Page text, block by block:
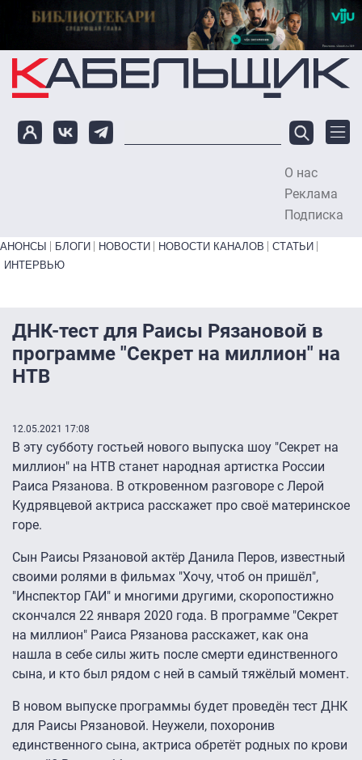
Перейти к основному содержанию
О нас
Реклама
Подписка
Primary links bottom
АНОНСЫ БЛОГИ НОВОСТИ НОВОСТИ КАНАЛОВ
СТАТЬИ
ИНТЕРВЬЮ
ДНК-тест для Раисы Рязановой в
программе "Секрет на миллион" на
НТВ
12.05.2021 17:08
В эту субботу гостьей нового выпуска шоу "Секрет на
миллион" на НТВ станет народная артистка России
Раиса Рязанова. В откровенном разговоре с Лерой
Кудрявцевой актриса расскажет про своё материнское
горе.
Сын Раисы Рязановой актёр Данила Перов, известный
своими ролями в фильмах "Хочу, чтоб он пришёл",
"Инспектор ГАИ" и многими другими, скоропостижно
скончался 22 января 2020 года. В программе "Секрет
на миллион" Раиса Рязанова расскажет, как она
нашла в себе силы жить после смерти единственного
сына, и кто был рядом с ней в самый тяжёлый момент.
В новом выпуске программы будет проведён тест ДНК
для Раисы Рязановой. Неужели, похоронив
единственного сына, актриса обретёт родных по крови